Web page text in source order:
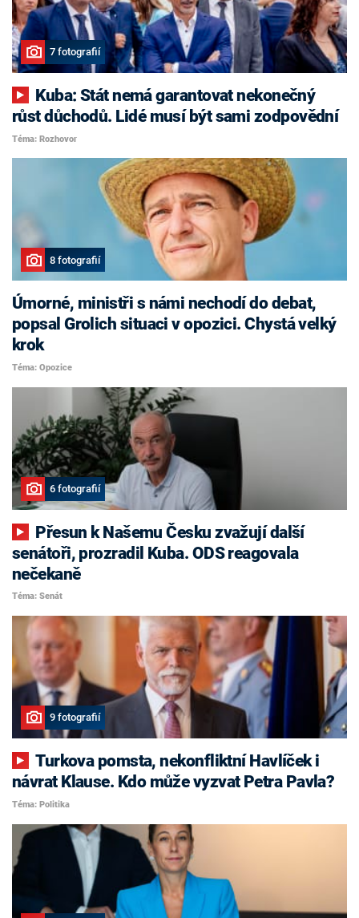
7 fotografií
růst důchodů. Lidé musí být sami zodpovědní
Téma: Rozhovor
8 fotografií
Úmorné, ministři s námi nechodí do debat,
popsal Grolich situaci v opozici. Chystá velký
krok
Téma: Opozice
6 fotografií
senátoři, prozradil Kuba. ODS reagovala
nečekaně
Téma: Senát
9 fotografií
Turkova pomsta, nekonfliktní Havlíček i
návrat Klause. Kdo může vyzvat Petra Pavla?
Téma: Politika